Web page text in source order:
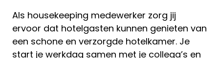
Als housekeeping medewerker zorg jij
ervoor dat hotelgasten kunnen genieten van
een schone en verzorgde hotelkamer. Je
start je werkdag samen met je collega’s en